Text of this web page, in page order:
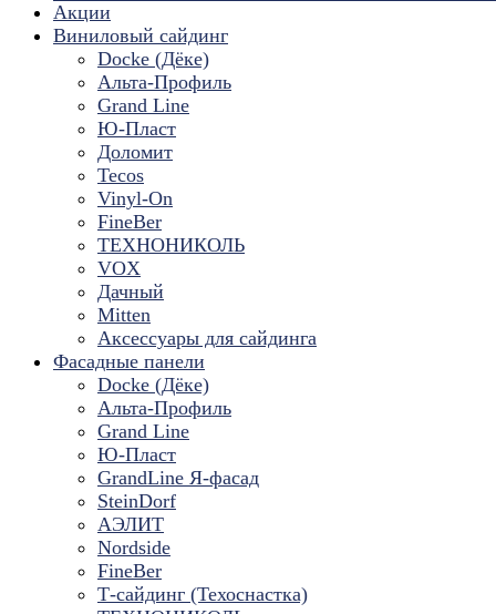
Акции
Виниловый сайдинг
Docke (Дёке)
Альта-Профиль
Grand Line
Ю-Пласт
Доломит
Tecos
Vinyl-On
FineBer
ТЕХНОНИКОЛЬ
VOX
Дачный
Mitten
Аксессуары для сайдинга
Фасадные панели
Docke (Дёке)
Альта-Профиль
Grand Line
Ю-Пласт
GrandLine Я-фасад
SteinDorf
АЭЛИТ
Nordside
FineBer
Т-сайдинг (Техоснастка)